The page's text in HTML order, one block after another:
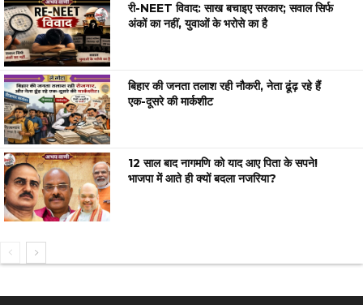
री-NEET विवाद: साख बचाइए सरकार; सवाल सिर्फ
अंकों का नहीं, युवाओं के भरोसे का है
बिहार की जनता तलाश रही नौकरी, नेता ढूंढ़ रहे हैं
एक-दूसरे की मार्कशीट
12 साल बाद नागमणि को याद आए पिता के सपने!
भाजपा में आते ही क्यों बदला नजरिया?